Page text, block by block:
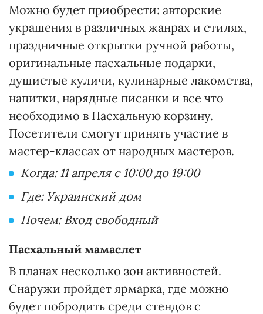
Можно будет приобрести: авторские
украшения в различных жанрах и стилях,
праздничные открытки ручной работы,
оригинальные пасхальные подарки,
душистые куличи, кулинарные лакомства,
напитки, нарядные писанки и все что
необходимо в Пасхальную корзину.
Посетители смогут принять участие в
мастер-классах от народных мастеров.
Когда: 11 апреля с 10:00 до 19:00
Где: Украинский дом
Почем: Вход свободный
Пасхальный мамаслет
В планах несколько зон активностей.
Снаружи пройдет ярмарка, где можно
будет побродить среди стендов с